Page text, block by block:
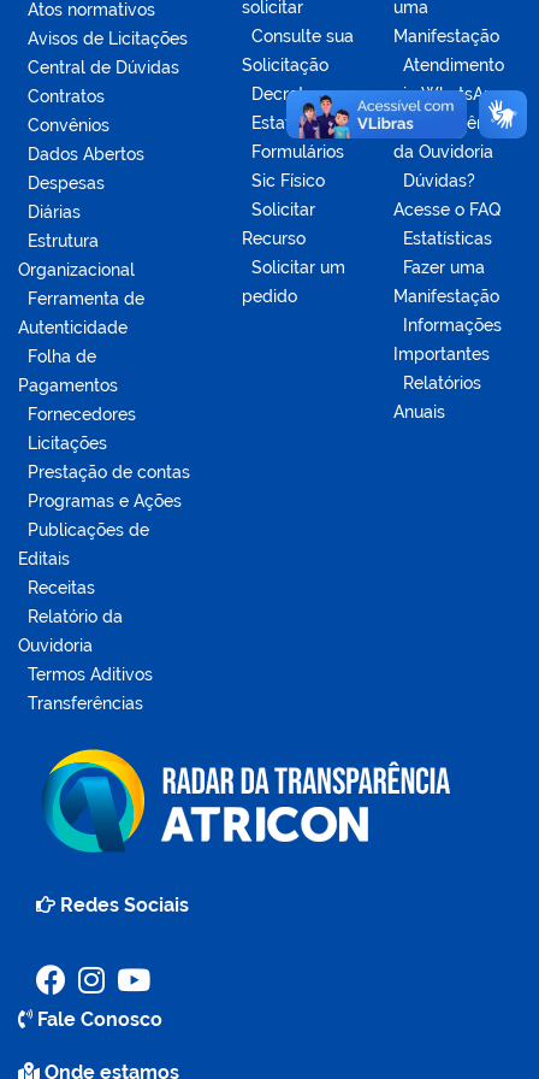
Atos normativos
Avisos de Licitações
Central de Dúvidas
Contratos
Convênios
Dados Abertos
Despesas
Diárias
Estrutura
Organizacional
Ferramenta de
Autenticidade
Folha de
Pagamentos
Fornecedores
Licitações
Prestação de contas
Programas e Ações
Publicações de
Editais
Receitas
Relatório da
Ouvidoria
Termos Aditivos
Transferências
solicitar
Consulte sua
Solicitação
Decretos
Estatísticas
Formulários
Sic Físico
Solicitar
Recurso
Solicitar um
pedido
uma
Manifestação
Atendimento
via WhatsApp
Competências
da Ouvidoria
Dúvidas?
Acesse o FAQ
Estatísticas
Fazer uma
Manifestação
Informações
Importantes
Relatórios
Anuais
Redes Sociais
Fale Conosco
Onde estamos